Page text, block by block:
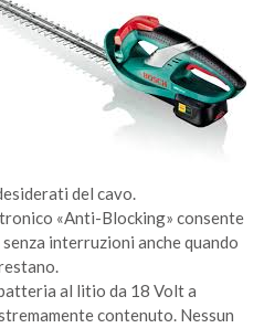
del cavo.
«Anti-Blocking» consente
interruzioni anche quando
al litio da 18 Volt a
contenuto. Nessun